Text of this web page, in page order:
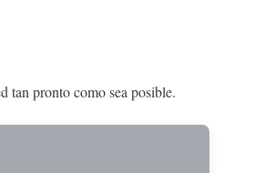
tan pronto como sea posible.